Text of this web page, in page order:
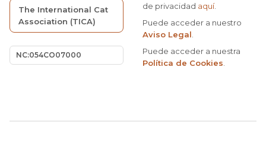
The International Cat
Association (TICA)
NC:054CO07000
de privacidad aquí.
Puede acceder a nuestro
Aviso Legal
Puede acceder a nuestra
Política de Cookies